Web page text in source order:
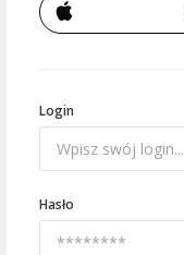
Login
Hasło